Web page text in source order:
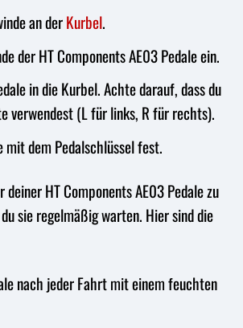
an derKurbel.
der HT Components AE03 Pedale ein.
in die Kurbel. Achte darauf, dass du
verwendest (L für links, R für rechts).
mit dem Pedalschlüssel fest.
deiner HT Components AE03 Pedale zu
sie regelmäßig warten. Hier sind die
nach jeder Fahrt mit einem feuchten